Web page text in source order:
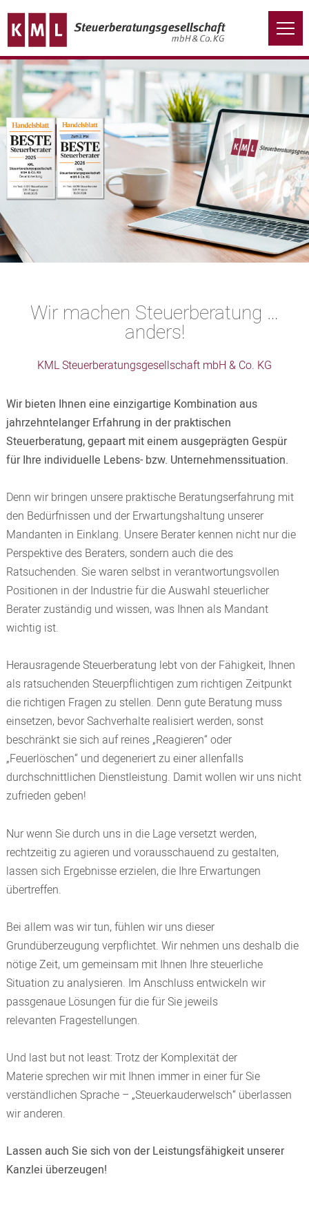
Wir machen Steuerberatung …
anders!
KML Steuerberatungsgesellschaft mbH & Co. KG
Wir bieten Ihnen eine einzigartige Kombination aus
jahrzehntelanger Erfahrung in der praktischen
Steuerberatung, gepaart mit einem ausgeprägten Gespür
für Ihre individuelle Lebens- bzw. Unternehmenssituation.
Denn wir bringen unsere praktische Beratungserfahrung mit
den Bedürfnissen und der Erwartungshaltung unserer
Mandanten in Einklang. Unsere Berater kennen nicht nur die
Perspektive des Beraters, sondern auch die des
Ratsuchenden. Sie waren selbst in verantwortungsvollen
Positionen in der Industrie für die Auswahl steuerlicher
Berater zuständig und wissen, was Ihnen als Mandant
wichtig ist.
Herausragende Steuerberatung lebt von der Fähigkeit, Ihnen
als ratsuchenden Steuerpflichtigen zum richtigen Zeitpunkt
die richtigen Fragen zu stellen. Denn gute Beratung muss
einsetzen, bevor Sachverhalte realisiert werden, sonst
beschränkt sie sich auf reines „Reagieren“ oder
„Feuerlöschen“ und degeneriert zu einer allenfalls
durchschnittlichen Dienstleistung. Damit wollen wir uns nicht
zufrieden geben!
Nur wenn Sie durch uns in die Lage versetzt werden,
rechtzeitig zu agieren und vorausschauend zu gestalten,
lassen sich Ergebnisse erzielen, die Ihre Erwartungen
übertreffen.
Bei allem was wir tun, fühlen wir uns dieser
Grundüberzeugung verpflichtet. Wir nehmen uns deshalb die
nötige Zeit, um gemeinsam mit Ihnen Ihre steuerliche
Situation zu analysieren. Im Anschluss entwickeln wir
passgenaue Lösungen für die für Sie jeweils
relevanten Fragestellungen.
Und last but not least: Trotz der Komplexität der
Materie sprechen wir mit Ihnen immer in einer für Sie
verständlichen Sprache – „Steuerkauderwelsch“ überlassen
wir anderen.
Lassen auch Sie sich von der Leistungsfähigkeit unserer
Kanzlei überzeugen!